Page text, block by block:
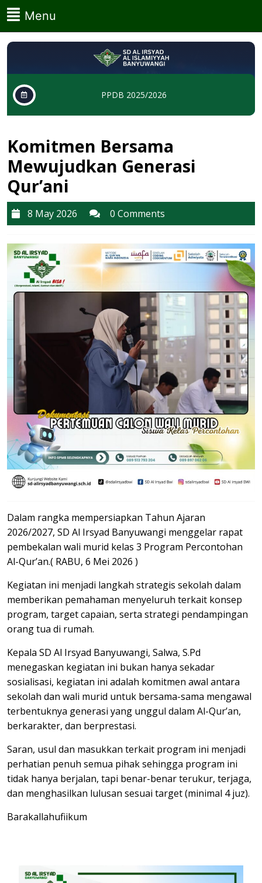
Skip
to
content
Menu
PPDB 2025/2026
Komitmen Bersama
Mewujudkan Generasi
Qur’ani
8 May 2026
8
May
2026
0 Comments
Dalam rangka mempersiapkan Tahun Ajaran
2026/2027, SD Al Irsyad Banyuwangi menggelar rapat
pembekalan wali murid kelas 3 Program Percontohan
Al-Qur’an.( RABU, 6 Mei 2026 )
Kegiatan ini menjadi langkah strategis sekolah dalam
memberikan pemahaman menyeluruh terkait konsep
program, target capaian, serta strategi pendampingan
orang tua di rumah.
Kepala SD Al Irsyad Banyuwangi, Salwa, S.Pd
menegaskan kegiatan ini bukan hanya sekadar
sosialisasi, kegiatan ini adalah komitmen awal antara
sekolah dan wali murid untuk bersama-sama mengawal
terbentuknya generasi yang unggul dalam Al-Qur’an,
berkarakter, dan berprestasi.
Saran, usul dan masukkan terkait program ini menjadi
perhatian penuh semua pihak sehingga program ini
tidak hanya berjalan, tapi benar-benar terukur, terjaga,
dan menghasilkan lulusan sesuai target (minimal 4 juz).
Barakallahufiikum